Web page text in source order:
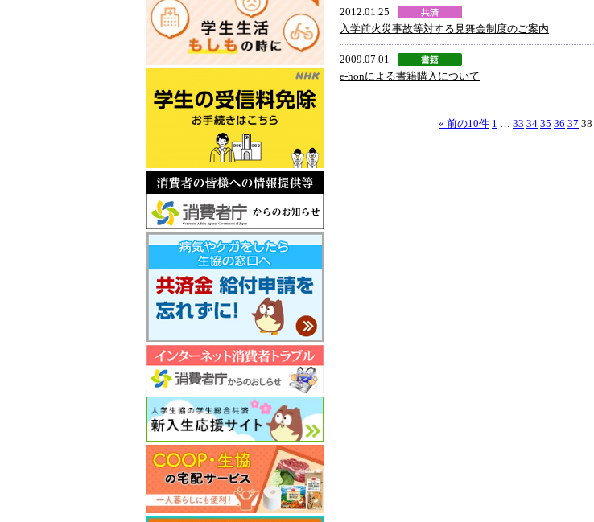
2012.01.25
入学前火災事故等対する見舞金制度のご案内
2009.07.01
e-honによる書籍購入について
« 前の10件 1 … 33 34 35 36 37 38